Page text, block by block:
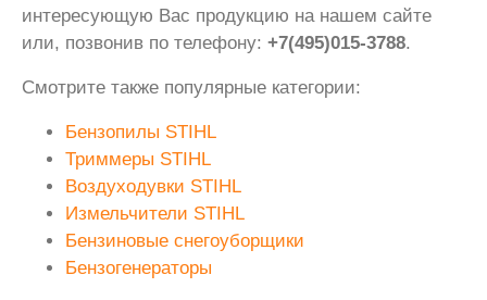
интересующую Вас продукцию на нашем сайте
или, позвонив по телефону: +7(495)015-3788.
Смотрите также популярные категории:
Бензопилы STIHL
Триммеры STIHL
Воздуходувки STIHL
Измельчители STIHL
Бензиновые снегоуборщики
Бензогенераторы